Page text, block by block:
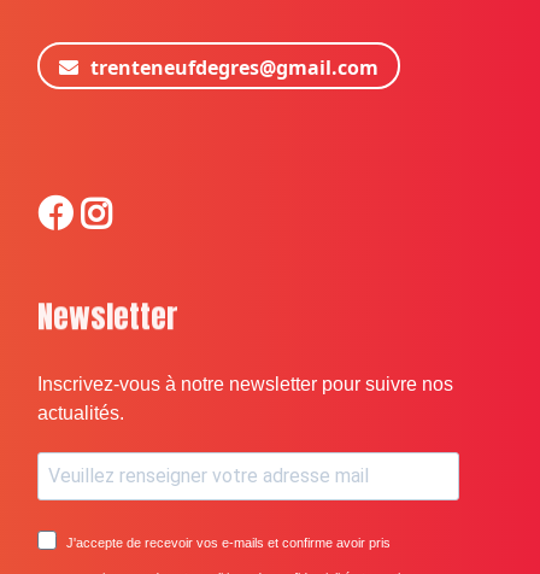
trenteneufdegres@gmail.com
Newsletter
Inscrivez-vous à notre newsletter pour suivre nos
actualités.
J'accepte de recevoir vos e-mails et confirme avoir pris